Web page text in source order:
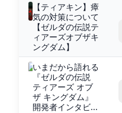
【ティアキン】瘴
気の対策について
【ゼルダの伝説テ
ィアーズオブザキ
ングダム】
いまだから語れる
『ゼルダの伝説
ティアーズ オブ
ザ キングダム』
開発者インタビ...